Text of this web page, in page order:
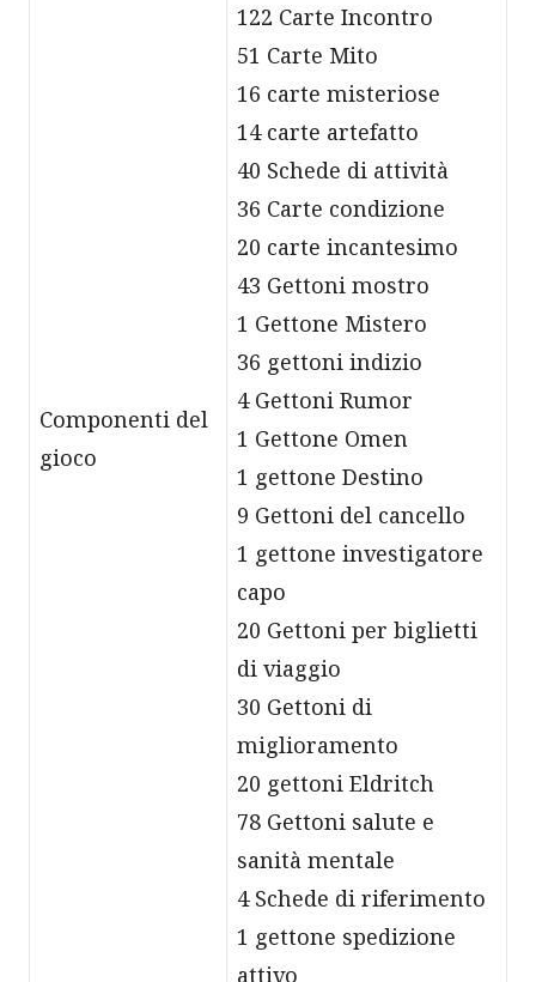
Componenti del
gioco
122 Carte Incontro
51 Carte Mito
16 carte misteriose
14 carte artefatto
40 Schede di attività
36 Carte condizione
20 carte incantesimo
43 Gettoni mostro
1 Gettone Mistero
36 gettoni indizio
4 Gettoni Rumor
1 Gettone Omen
1 gettone Destino
9 Gettoni del cancello
1 gettone investigatore
capo
20 Gettoni per biglietti
di viaggio
30 Gettoni di
miglioramento
20 gettoni Eldritch
78 Gettoni salute e
sanità mentale
4 Schede di riferimento
1 gettone spedizione
attivo